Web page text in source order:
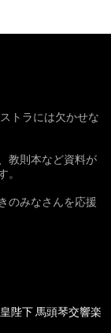
トラには欠かせな
教則本など資料が
。
のみなさんを応援
陛下 馬頭琴交響楽